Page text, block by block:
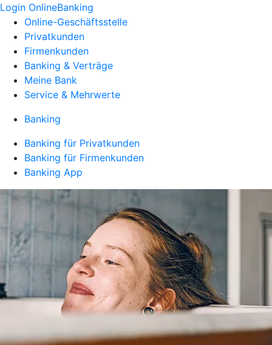
Login OnlineBanking
Online-Geschäftsstelle
Privatkunden
Firmenkunden
Banking & Verträge
Meine Bank
Service & Mehrwerte
Banking
Banking für Privatkunden
Banking für Firmenkunden
Banking App